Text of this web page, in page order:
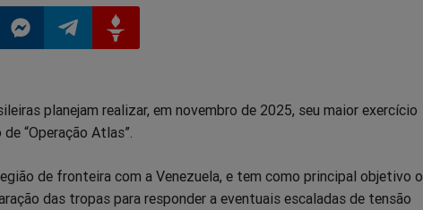
no
no
no
planejam realizar, em novembro de 2025, seu maior exercício
“Operação Atlas”.
de fronteira com a Venezuela, e tem como principal objetivo o
das tropas para responder a eventuais escaladas de tensão